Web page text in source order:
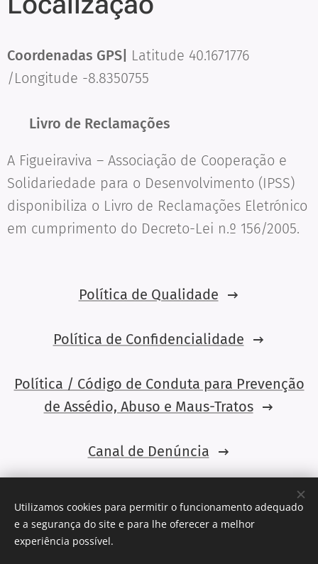
Coordenadas GPS| Latitude 40.1671776
/Longitude -8.8350755
Livro de Reclamações
A Figueiraviva – Associação de Cooperação e
Solidariedade para o Desenvolvimento (IPSS)
disponibiliza o Livro de Reclamações Eletrónico
em cumprimento do Decreto-Lei n.º 156/2005.
Política de Qualidade
Política de Confidencialidade
Política / Código de Conduta para Prevenção
de Assédio, Abuso e Maus-Tratos
Canal de Denúncia
Aceda aqui ao Livro de Reclamações
Utilizamos cookies para permitir o funcionamento adequado
e a segurança do site e para lhe oferecer a melhor
experiência possível.